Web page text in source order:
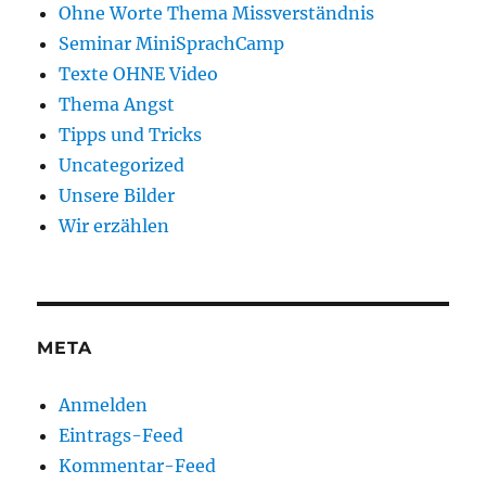
Ohne Worte Thema Missverständnis
Seminar MiniSprachCamp
Texte OHNE Video
Thema Angst
Tipps und Tricks
Uncategorized
Unsere Bilder
Wir erzählen
META
Anmelden
Eintrags-Feed
Kommentar-Feed